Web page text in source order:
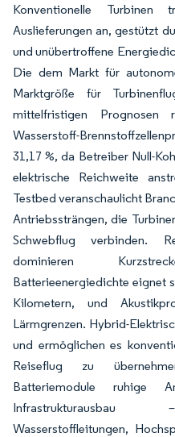
Konventionelle
Auslieferungen an, gestützt
und unübertroffene
Die dem Markt für
Marktgröße für
mittelfristigen Prognosen
Wasserstoff-
31,17 %, da Betreiber Null-
elektrische Reichweite
Testbed veranschaulicht
Antriebssträngen, die
Schwebflug verbinden.
dominieren
Batterieenergiedichte eignet
Kilometern, und
Lärmgrenzen. Hybrid-
und ermöglichen es
Reiseflug zu
Batteriemodule ruhige
Infrastrukturausbau
Wasserstoffleitungen,